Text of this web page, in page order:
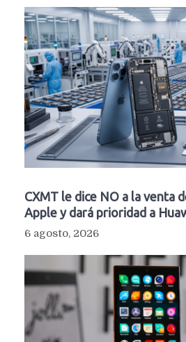
CXMT le dice NO a la venta
Apple y dará prioridad a
6 agosto, 2026